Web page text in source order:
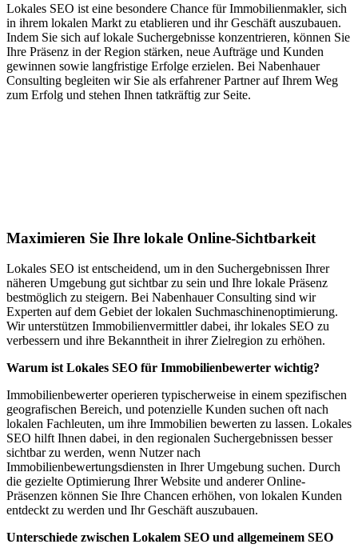
Lokales SEO ist eine besondere Chance für Immobilienmakler, sich
in ihrem lokalen Markt zu etablieren und ihr Geschäft auszubauen.
Indem Sie sich auf lokale Suchergebnisse konzentrieren, können Sie
Ihre Präsenz in der Region stärken, neue Aufträge und Kunden
gewinnen sowie langfristige Erfolge erzielen. Bei Nabenhauer
Consulting begleiten wir Sie als erfahrener Partner auf Ihrem Weg
zum Erfolg und stehen Ihnen tatkräftig zur Seite.
Maximieren Sie Ihre lokale Online-Sichtbarkeit
Lokales SEO ist entscheidend, um in den Suchergebnissen Ihrer
näheren Umgebung gut sichtbar zu sein und Ihre lokale Präsenz
bestmöglich zu steigern. Bei Nabenhauer Consulting sind wir
Experten auf dem Gebiet der lokalen Suchmaschinenoptimierung.
Wir unterstützen Immobilienvermittler dabei, ihr lokales SEO zu
verbessern und ihre Bekanntheit in ihrer Zielregion zu erhöhen.
Warum ist Lokales SEO für Immobilienbewerter wichtig?
Immobilienbewerter operieren typischerweise in einem spezifischen
geografischen Bereich, und potenzielle Kunden suchen oft nach
lokalen Fachleuten, um ihre Immobilien bewerten zu lassen. Lokales
SEO hilft Ihnen dabei, in den regionalen Suchergebnissen besser
sichtbar zu werden, wenn Nutzer nach
Immobilienbewertungsdiensten in Ihrer Umgebung suchen. Durch
die gezielte Optimierung Ihrer Website und anderer Online-
Präsenzen können Sie Ihre Chancen erhöhen, von lokalen Kunden
entdeckt zu werden und Ihr Geschäft auszubauen.
Unterschiede zwischen Lokalem SEO und allgemeinem SEO